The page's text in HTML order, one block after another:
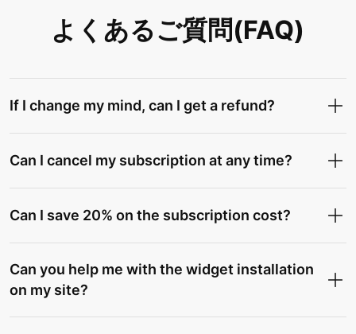
よくあるご質問(FAQ)
If I change my mind, can I get a refund?
Can I cancel my subscription at any time?
Can I save 20% on the subscription cost?
Can you help me with the widget installation
on my site?